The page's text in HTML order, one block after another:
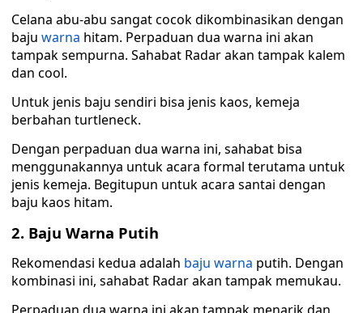
Celana abu-abu sangat cocok dikombinasikan dengan
baju warna hitam. Perpaduan dua warna ini akan
tampak sempurna. Sahabat Radar akan tampak kalem
dan cool.
Untuk jenis baju sendiri bisa jenis kaos, kemeja
berbahan turtleneck.
Dengan perpaduan dua warna ini, sahabat bisa
menggunakannya untuk acara formal terutama untuk
jenis kemeja. Begitupun untuk acara santai dengan
baju kaos hitam.
2. Baju Warna Putih
Rekomendasi kedua adalah baju warna putih. Dengan
kombinasi ini, sahabat Radar akan tampak memukau.